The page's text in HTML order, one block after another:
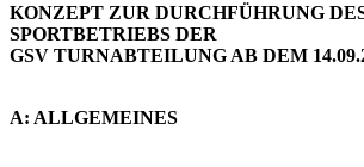
KONZEPT ZUR DURCHFÜHRUNG
SPORTBETRIEBS DER
GSV TURNABTEILUNG AB DEM
A: ALLGEMEINES